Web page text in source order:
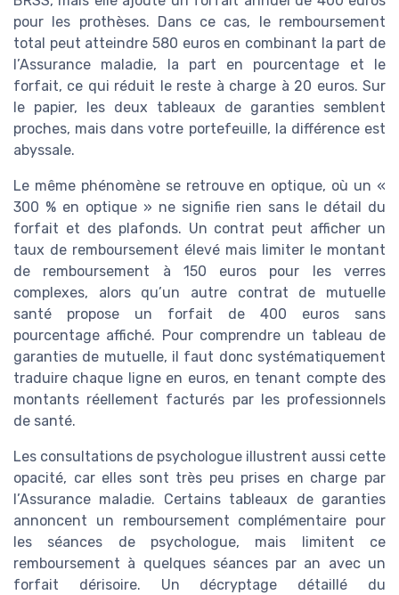
pour les prothèses. Dans ce cas, le remboursement
total peut atteindre 580 euros en combinant la part de
l’Assurance maladie, la part en pourcentage et le
forfait, ce qui réduit le reste à charge à 20 euros. Sur
le papier, les deux tableaux de garanties semblent
proches, mais dans votre portefeuille, la différence est
abyssale.
Le même phénomène se retrouve en optique, où un «
300 % en optique » ne signifie rien sans le détail du
forfait et des plafonds. Un contrat peut afficher un
taux de remboursement élevé mais limiter le montant
de remboursement à 150 euros pour les verres
complexes, alors qu’un autre contrat de mutuelle
santé propose un forfait de 400 euros sans
pourcentage affiché. Pour comprendre un tableau de
garanties de mutuelle, il faut donc systématiquement
traduire chaque ligne en euros, en tenant compte des
montants réellement facturés par les professionnels
de santé.
Les consultations de psychologue illustrent aussi cette
opacité, car elles sont très peu prises en charge par
l’Assurance maladie. Certains tableaux de garanties
annoncent un remboursement complémentaire pour
les séances de psychologue, mais limitent ce
remboursement à quelques séances par an avec un
forfait dérisoire. Un décryptage détaillé du